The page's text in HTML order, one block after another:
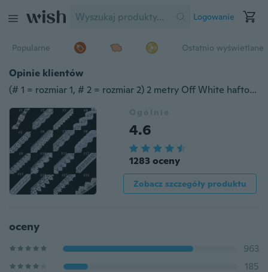
Logowanie
Popularne Ostatnio wyświetlane
Opinie klientów
(# 1 = rozmiar 1, # 2 = rozmiar 2) 2 metry Off White haftowana koronkowa wstążka do szycia aplikacje
Ogólnie
4.6
1283 oceny
Zobacz szczegóły produktu
oceny
963
185